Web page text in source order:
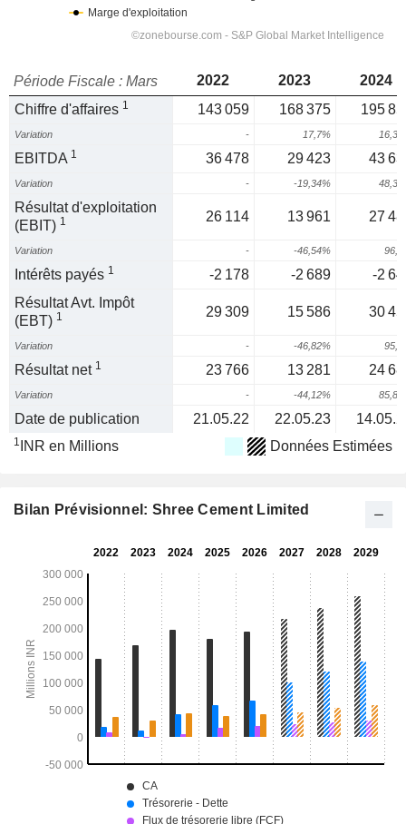
Période Fiscale : Mars 2022 2023
2024
Chiffre d'affaires 1 143 059 168 375 195
Variation - 17,7%
EBITDA 1 36 478 29 423 43
Variation - -19,34%
Résultat d'exploitation
(EBIT) 1 26 114 13 961 27
Variation - -46,54%
Intérêts payés 1 -2 178 -2 689
-2
Résultat Avt. Impôt
(EBT) 1 29 309 15 586 30
Variation - -46,82%
Résultat net 1 23 766 13 281 24
Variation - -44,12%
Date de publication 21.05.22 22.05.23
1 INR en Millions Données Estimées
Bilan Prévisionnel: Shree Cement Limited